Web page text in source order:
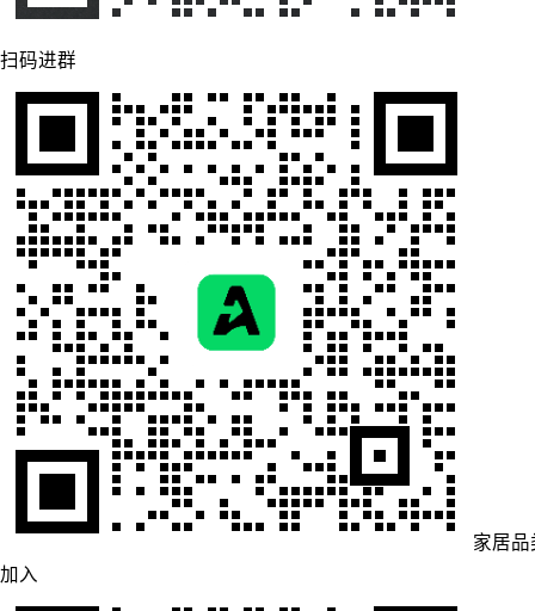
扫码进群
家居
加入